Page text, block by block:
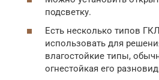
подсветку.
Есть несколько типов
использовать для
влагостойкие типы,
огнестойкая его